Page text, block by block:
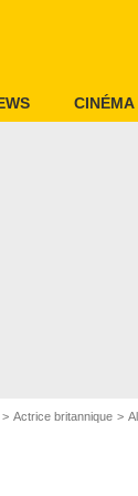
CINÉMA
Actrice britannique